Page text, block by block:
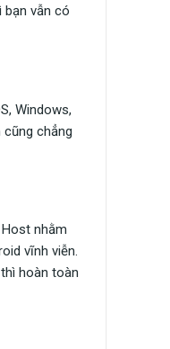
bạn vẫn có
Windows,
cũng chẳng
nhằm
vĩnh viễn.
hoàn toàn